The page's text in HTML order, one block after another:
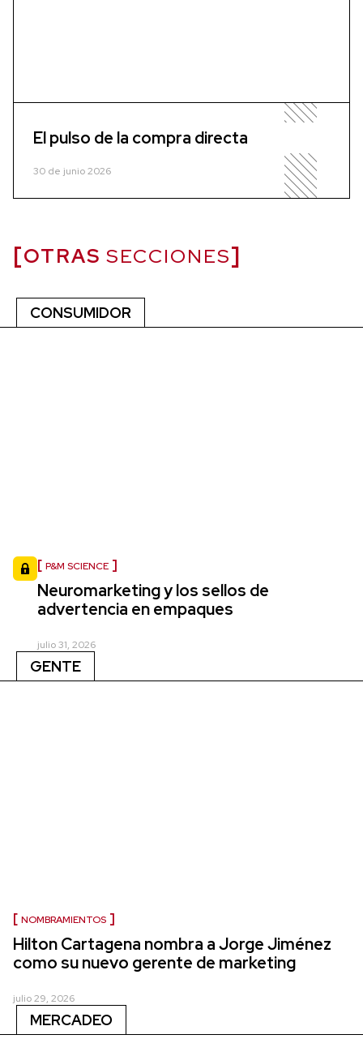
El pulso de la compra directa
30 de junio 2026
OTRAS SECCIONES
CONSUMIDOR
P&M SCIENCE
Neuromarketing y los sellos de
advertencia en empaques
julio 31, 2026
GENTE
NOMBRAMIENTOS
Hilton Cartagena nombra a Jorge Jiménez
como su nuevo gerente de marketing
julio 29, 2026
MERCADEO